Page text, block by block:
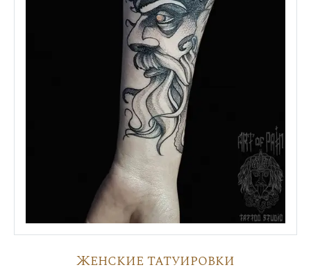
Женские татуировки